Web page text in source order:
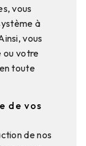
vous
à
vous
ou votre
toute
de vos
de nos